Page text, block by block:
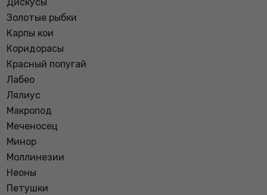
Золотые рыбки
Карпы кои
Коридорасы
Красный попугай
Лабео
Лялиус
Макропод
Меченосец
Минор
Моллинезии
Неоны
Петушки